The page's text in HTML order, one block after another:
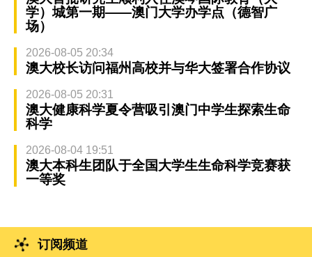
学）城第一期——澳门大学办学点（德智广
场）
2026-08-05 20:34
澳大校长访问福州高校并与华大签署合作协议
2026-08-05 20:31
澳大健康科学夏令营吸引澳门中学生探索生命
科学
2026-08-04 19:51
澳大本科生团队于全国大学生生命科学竞赛获
一等奖
订阅频道